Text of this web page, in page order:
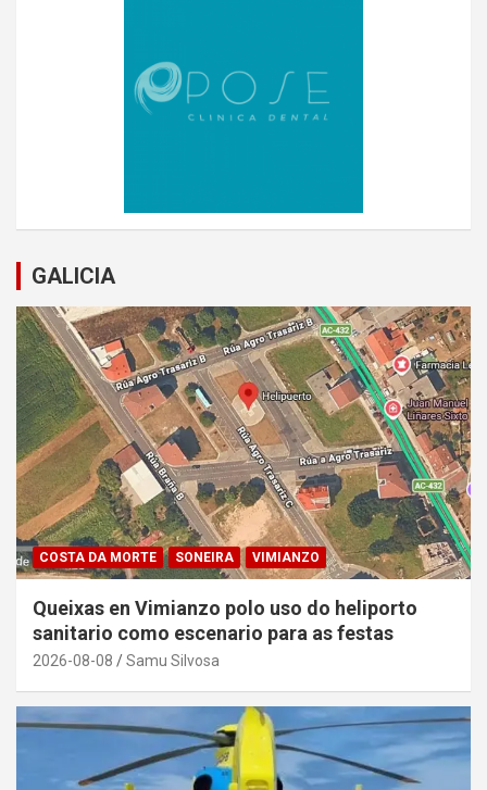
GALICIA
COSTA DA MORTE SONEIRA VIMIANZO
Queixas en Vimianzo polo uso do heliporto
sanitario como escenario para as festas
2026-08-08 Samu Silvosa